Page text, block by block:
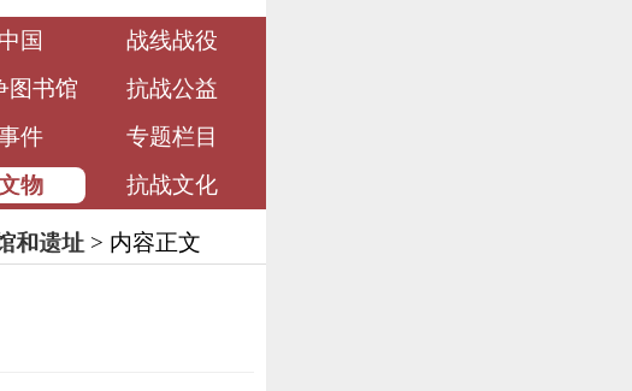
国
战线战役
图书馆
抗战公益
件
专题栏目
物 抗战文化
和遗址 > 内容正文